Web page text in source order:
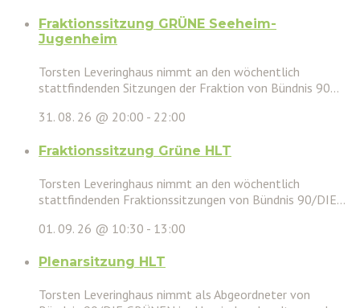
Fraktionssitzung GRÜNE Seeheim-
Jugenheim
Torsten Leveringhaus nimmt an den wöchentlich
stattfindenden Sitzungen der Fraktion von Bündnis 90...
31. 08. 26 @ 20:00 - 22:00
Fraktionssitzung Grüne HLT
Torsten Leveringhaus nimmt an den wöchentlich
stattfindenden Fraktionssitzungen von Bündnis 90/DIE...
01. 09. 26 @ 10:30 - 13:00
Plenarsitzung HLT
Torsten Leveringhaus nimmt als Abgeordneter von